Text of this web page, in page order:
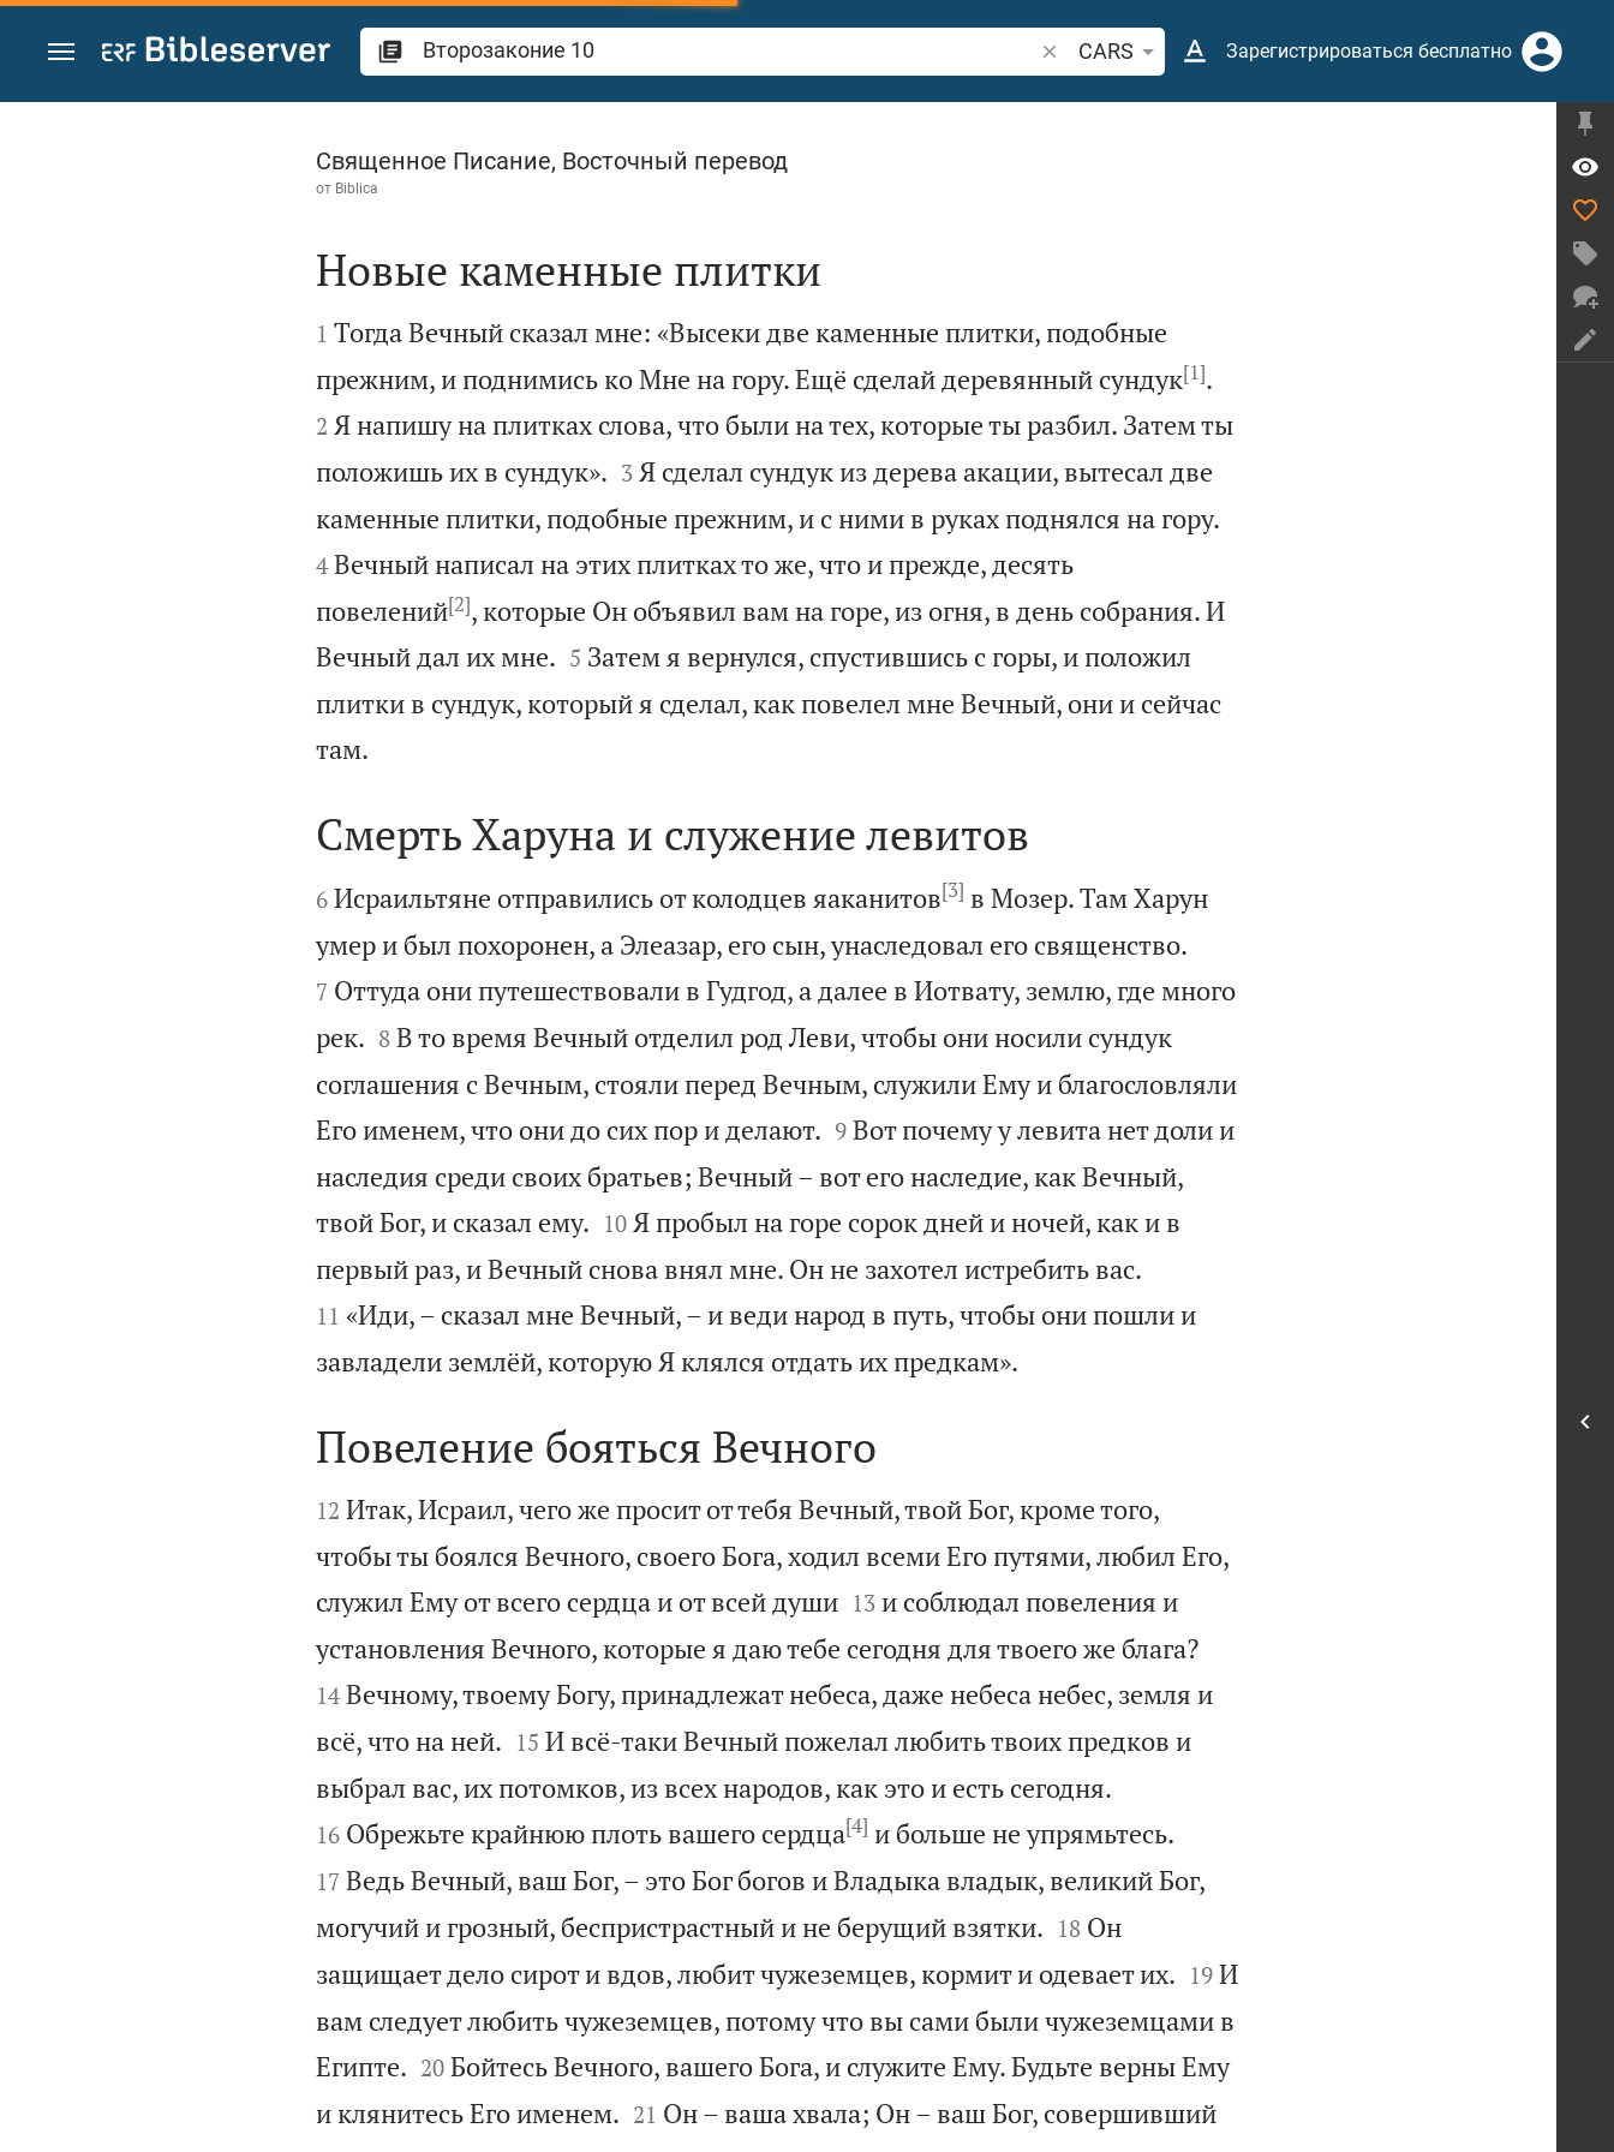
Перейти к содержанию
Поиск по отрывку из Библии или термину
CARS Зарегистрироваться бесплатно
Второзаконие 10
Священное Писание, Восточный перевод
от Biblica

Новые каменные плитки

1 Тогда Вечный сказал мне: «Высеки две каменные плитки, подобные
прежним, и поднимись ко Мне на гору. Ещё сделай деревянный сундук[1].
2 Я напишу на плитках слова, что были на тех, которые ты разбил. Затем ты
положишь их в сундук».
3 Я сделал сундук из дерева акации, вытесал две
каменные плитки, подобные прежним, и с ними в руках поднялся на гору.
4 Вечный написал на этих плитках то же, что и прежде, десять
повелений[2], которые Он объявил вам на горе, из огня, в день собрания. И
Вечный дал их мне.
5 Затем я вернулся, спустившись с горы, и положил
плитки в сундук, который я сделал, как повелел мне Вечный, они и сейчас
там.

Смерть Харуна и служение левитов

6 Исраильтяне отправились от колодцев яаканитов[3] в Мозер. Там Харун
умер и был похоронен, а Элеазар, его сын, унаследовал его священство.
7 Оттуда они путешествовали в Гудгод, а далее в Иотвату, землю, где много
рек.
8 В то время Вечный отделил род Леви, чтобы они носили сундук
соглашения с Вечным, стояли перед Вечным, служили Ему и благословляли
Его именем, что они до сих пор и делают.
9 Вот почему у левита нет доли и
наследия среди своих братьев; Вечный – вот его наследие, как Вечный,
твой Бог, и сказал ему.
10 Я пробыл на горе сорок дней и ночей, как и в
первый раз, и Вечный снова внял мне. Он не захотел истребить вас.
11 «Иди, – сказал мне Вечный, – и веди народ в путь, чтобы они пошли и
завладели землёй, которую Я клялся отдать их предкам».

Повеление бояться Вечного

12 Итак, Исраил, чего же просит от тебя Вечный, твой Бог, кроме того,
чтобы ты боялся Вечного, своего Бога, ходил всеми Его путями, любил Его,
служил Ему от всего сердца и от всей души
13 и соблюдал повеления и
установления Вечного, которые я даю тебе сегодня для твоего же блага?
14 Вечному, твоему Богу, принадлежат небеса, даже небеса небес, земля и
всё, что на ней.
15 И всё-таки Вечный пожелал любить твоих предков и
выбрал вас, их потомков, из всех народов, как это и есть сегодня.
16 Обрежьте крайнюю плоть вашего сердца[4] и больше не упрямьтесь.
17 Ведь Вечный, ваш Бог, – это Бог богов и Владыка владык, великий Бог,
могучий и грозный, беспристрастный и не берущий взятки.
18 Он
защищает дело сирот и вдов, любит чужеземцев, кормит и одевает их.
19 И
вам следует любить чужеземцев, потому что вы сами были чужеземцами в
Египте.
20 Бойтесь Вечного, вашего Бога, и служите Ему. Будьте верны Ему
и клянитесь Его именем.
21 Он – ваша хвала; Он – ваш Бог, совершивший